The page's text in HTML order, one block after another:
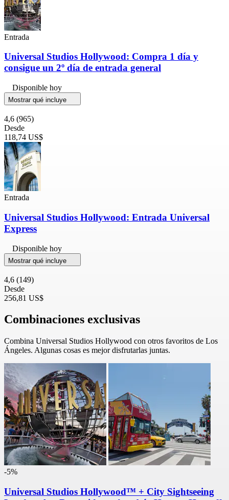
Entrada
Universal Studios Hollywood: Compra 1 día y
consigue un 2º día de entrada general
Disponible hoy
Mostrar qué incluye
4,6 (965)
Desde
118,74 US$
Entrada
Universal Studios Hollywood: Entrada Universal
Express
Disponible hoy
Mostrar qué incluye
4,6 (149)
Desde
256,81 US$
Combinaciones exclusivas
Combina Universal Studios Hollywood con otros favoritos de Los
Ángeles. Algunas cosas es mejor disfrutarlas juntas.
-5%
Universal Studios Hollywood™ + City Sightseeing